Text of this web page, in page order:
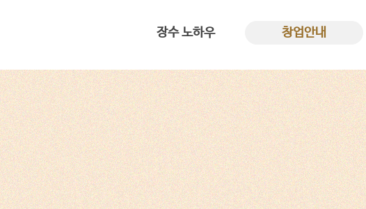
장수 노하우
전용 프리믹스
반죽과 숙성
황금빛 꽈배기
창업안내
대표 인사말
4평도 가능한 꿀복이
창업비용